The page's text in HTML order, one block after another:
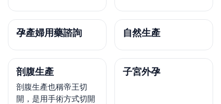
孕產婦用藥諮詢 自然生產
剖腹生產
剖腹生產也稱帝王切
開，是用手術方式切開
子宮外孕